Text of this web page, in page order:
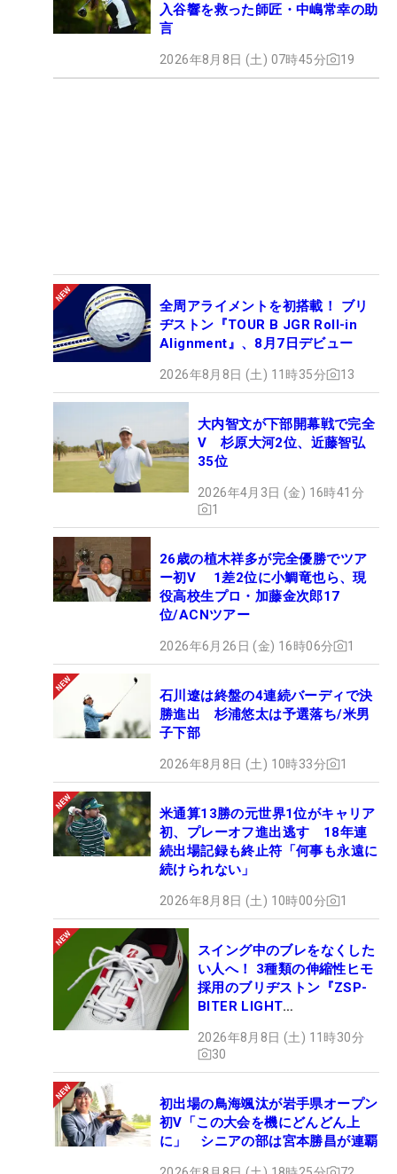
入谷響を救った師匠・中嶋常幸の助
言
2026年8月8日 (土) 07時45分 19
全周アライメントを初搭載！ ブリ
ヂストン『TOUR B JGR Roll-in
Alignment』、8月7日デビュー
2026年8月8日 (土) 11時35分 13
大内智文が下部開幕戦で完全
V 杉原大河2位、近藤智弘
35位
2026年4月3日 (金) 16時41分
1
26歳の植木祥多が完全優勝でツア
ー初V 1差2位に小鯛竜也ら、現
役高校生プロ・加藤金次郎17
位/ACNツアー
2026年6月26日 (金) 16時06分 1
石川遼は終盤の4連続バーディで決
勝進出 杉浦悠太は予選落ち/米男
子下部
2026年8月8日 (土) 10時33分 1
米通算13勝の元世界1位がキャリア
初、プレーオフ進出逃す 18年連
続出場記録も終止符「何事も永遠に
続けられない」
2026年8月8日 (土) 10時00分 1
スイング中のブレをなくした
い人へ！ 3種類の伸縮性ヒモ
採用のブリヂストン『ZSP-
BITER LIGHT
ュー
2026年8月8日 (土) 11時30分
30
初出場の鳥海颯汰が岩手県オープン
初V「この大会を機にどんどん上
に」 シニアの部は宮本勝昌が連覇